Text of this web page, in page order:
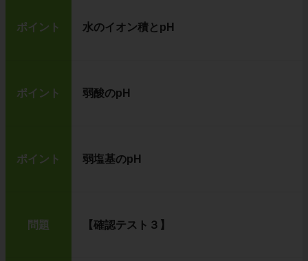
ポイント 水のイオン積とpH
ポイント 弱酸のpH
ポイント 弱塩基のpH
問題 【確認テスト３】